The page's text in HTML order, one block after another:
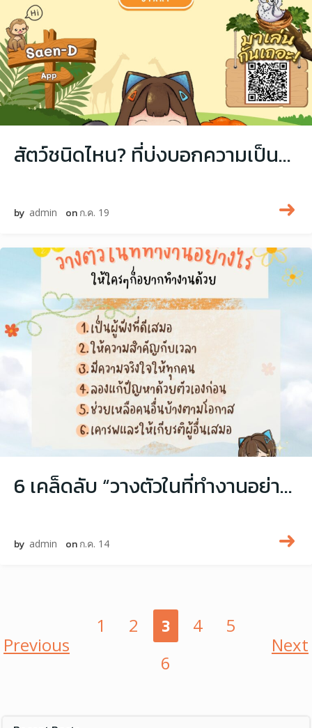
สัตว์ชนิดไหน? ที่บ่งบอกความเป็นคุณในที่ทำงาน มาเล่นกัน
by admin on ก.ค. 19
6 เคล็ดลับ “วางตัวในที่ทำงานอย่างไร ให้ใครๆ ก็อยากทำงานด้วย”
by admin on ก.ค. 14
Posts
Previous Posts
Page
1 Page
2 Page
3 Page
4 Page
5
6
Next